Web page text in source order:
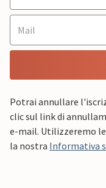
Potrai annullare
clic sul link di
e-mail. Utilizzeremo
la nostra Informativa